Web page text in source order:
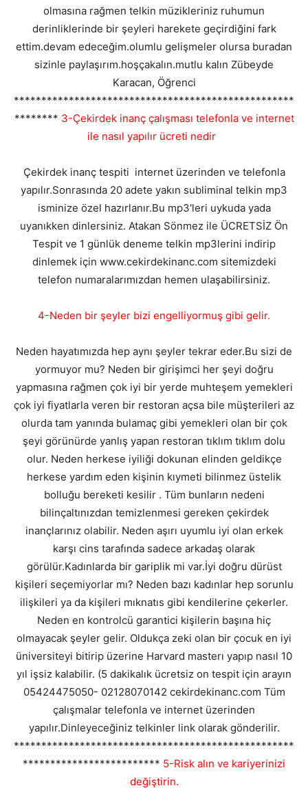
olmasına rağmen telkin müzikleriniz ruhumun
derinliklerinde bir şeyleri harekete geçirdiğini fark
ettim.devam edeceğim.olumlu gelişmeler olursa buradan
sizinle paylaşırım.hoşçakalın.mutlu kalın Zübeyde
Karacan, Öğrenci
***************************************************
******** 3-Çekirdek inanç çalışması telefonla ve internet
ile nasıl yapılır ücreti nedir
Çekirdek inanç tespiti internet üzerinden ve telefonla
yapılır.Sonrasında 20 adete yakın subliminal telkin mp3
isminize özel hazırlanır.Bu mp3'leri uykuda yada
uyanıkken dinlersiniz. Atakan Sönmez ile ÜCRETSİZ Ön
Tespit ve 1 günlük deneme telkin mp3lerini indirip
dinlemek için www.cekirdekinanc.com sitemizdeki
telefon numaralarımızdan hemen ulaşabilirsiniz.
4-Neden bir şeyler bizi engelliyormuş gibi gelir.
Neden hayatımızda hep aynı şeyler tekrar eder.Bu sizi de
yormuyor mu? Neden bir girişimci her şeyi doğru
yapmasına rağmen çok iyi bir yerde muhteşem yemekleri
çok iyi fiyatlarla veren bir restoran açsa bile müşterileri az
olurda tam yanında bulamaç gibi yemekleri olan bir çok
şeyi görünürde yanlış yapan restoran tıklım tıklım dolu
olur. Neden herkese iyiliği dokunan elinden geldikçe
herkese yardım eden kişinin kıymeti bilinmez üstelik
bolluğu bereketi kesilir . Tüm bunların nedeni
bilinçaltınızdan temizlenmesi gereken çekirdek
inançlarınız olabilir. Neden aşırı uyumlu iyi olan erkek
karşı cins tarafında sadece arkadaş olarak
görülür.Kadınlarda bir gariplik mi var.İyi doğru dürüst
kişileri seçemiyorlar mı? Neden bazı kadınlar hep sorunlu
ilişkileri ya da kişileri mıknatıs gibi kendilerine çekerler.
Neden en kontrolcü garantici kişilerin başına hiç
olmayacak şeyler gelir. Oldukça zeki olan bir çocuk en iyi
üniversiteyi bitirip üzerine Harvard masterı yapıp nasıl 10
yıl işsiz kalabilir. (5 dakikalık ücretsiz on tespit için arayın
05424475050- 02128070142 cekirdekinanc.com Tüm
çalışmalar telefonla ve internet üzerinden
yapılır.Dinleyeceğiniz telkinler link olarak gönderilir.
***************************************************
************************* 5-Risk alın ve kariyerinizi
değiştirin.